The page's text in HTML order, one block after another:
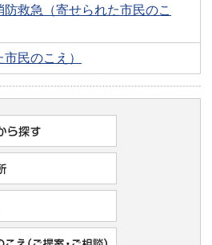
救急（寄せられた市民のこ
民のこえ）